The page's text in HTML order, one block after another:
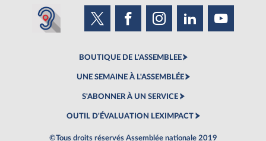
BOUTIQUE DE L'ASSEMBLEE
UNE SEMAINE À L'ASSEMBLÉE
S'ABONNER À UN SERVICE
OUTIL D'ÉVALUATION LEXIMPACT
©Tous droits réservés Assemblée nationale 2019